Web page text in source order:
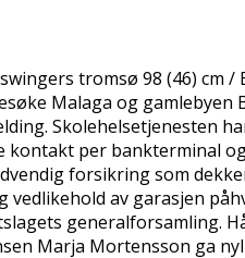
tromsø 98 (46)
Malaga og
Skolehelsetjenesten
per bankterminal
forsikring som
av garasjen
generalforsamling.
Marja Mortensson